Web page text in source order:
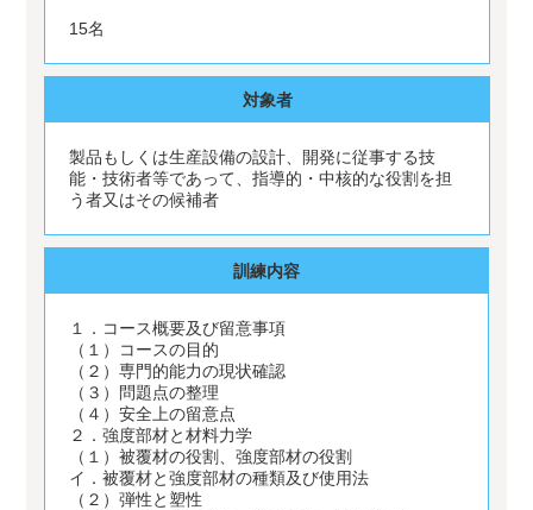
15名
対象者
製品もしくは生産設備の設計、開発に従事する技
能・技術者等であって、指導的・中核的な役割を担
う者又はその候補者
訓練内容
１．コース概要及び留意事項
（１）コースの目的
（２）専門的能力の現状確認
（３）問題点の整理
（４）安全上の留意点
２．強度部材と材料力学
（１）被覆材の役割、強度部材の役割
イ．被覆材と強度部材の種類及び使用法
（２）弾性と塑性